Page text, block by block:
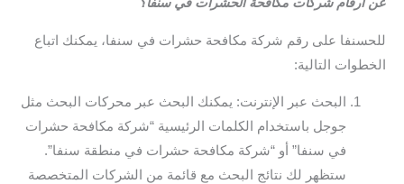
عن ارقام شركات مكافحة الحشرات في سنفا؟
للحسنفا على رقم شركة مكافحة حشرات في سنفا، يمكنك اتباع
الخطوات التالية:
البحث عبر الإنترنت: يمكنك البحث عبر محركات البحث مثل
جوجل باستخدام الكلمات الرئيسية “شركة مكافحة حشرات
في سنفا” أو “شركة مكافحة حشرات في منطقة سنفا”.
ستظهر لك نتائج البحث مع قائمة من الشركات المتخصصة